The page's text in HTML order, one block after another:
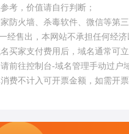
考，价值请自行判断；
防火墙、杀毒软件、微信等第
经售出，本网站不承担任何经济
买家支付费用后，域名通常可立
前往控制台-域名管理手动过户
费不计入可开票金额，如需开票